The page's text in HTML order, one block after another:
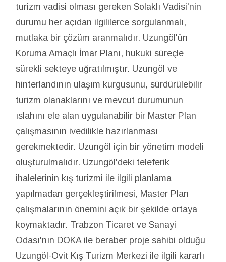
turizm vadisi olması gereken Solaklı Vadisi'nin
durumu her açıdan ilgililerce sorgulanmalı,
mutlaka bir çözüm aranmalıdır. Uzungöl'ün
Koruma Amaçlı İmar Planı, hukuki süreçle
sürekli sekteye uğratılmıştır. Uzungöl ve
hinterlandının ulaşım kurgusunu, sürdürülebilir
turizm olanaklarını ve mevcut durumunun
ıslahını ele alan uygulanabilir bir Master Plan
çalışmasının ivedilikle hazırlanması
gerekmektedir. Uzungöl için bir yönetim modeli
oluşturulmalıdır. Uzungöl'deki teleferik
ihalelerinin kış turizmi ile ilgili planlama
yapılmadan gerçekleştirilmesi, Master Plan
çalışmalarının önemini açık bir şekilde ortaya
koymaktadır. Trabzon Ticaret ve Sanayi
Odası'nın DOKA ile beraber proje sahibi olduğu
Uzungöl-Ovit Kış Turizm Merkezi ile ilgili kararlı